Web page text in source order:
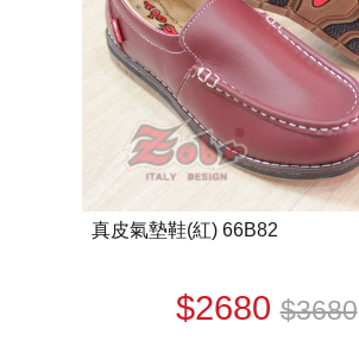
真皮氣墊鞋(紅) 66B82
$2680$3680